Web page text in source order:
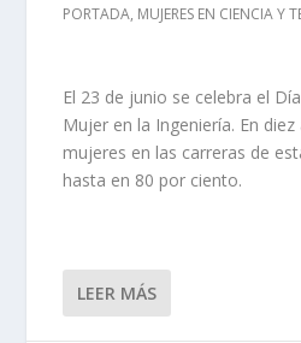
PORTADA, MUJERES EN CIENCIA Y
El 23 de junio se celebra el
Mujer en la Ingeniería. En
mujeres en las carreras de
hasta en 80 por ciento.
LEER MÁS